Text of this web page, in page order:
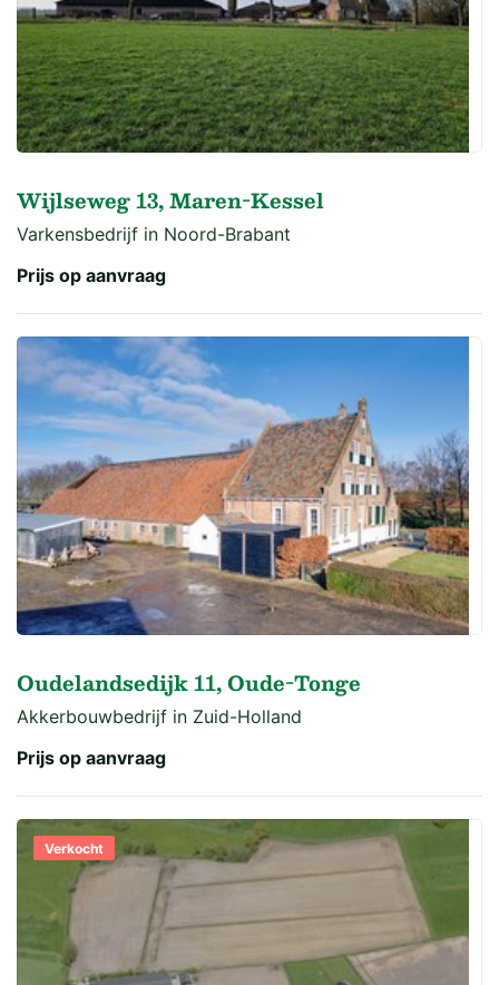
Wijlseweg 13, Maren-Kessel
Varkensbedrijf in Noord-Brabant
Prijs op aanvraag
Oudelandsedijk 11, Oude-Tonge
Akkerbouwbedrijf in Zuid-Holland
Prijs op aanvraag
Verkocht